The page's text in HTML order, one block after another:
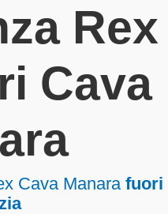
Rex
Cava
Cava Manara fuori